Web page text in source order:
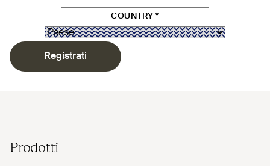
COUNTRY*
Registrati
Prodotti